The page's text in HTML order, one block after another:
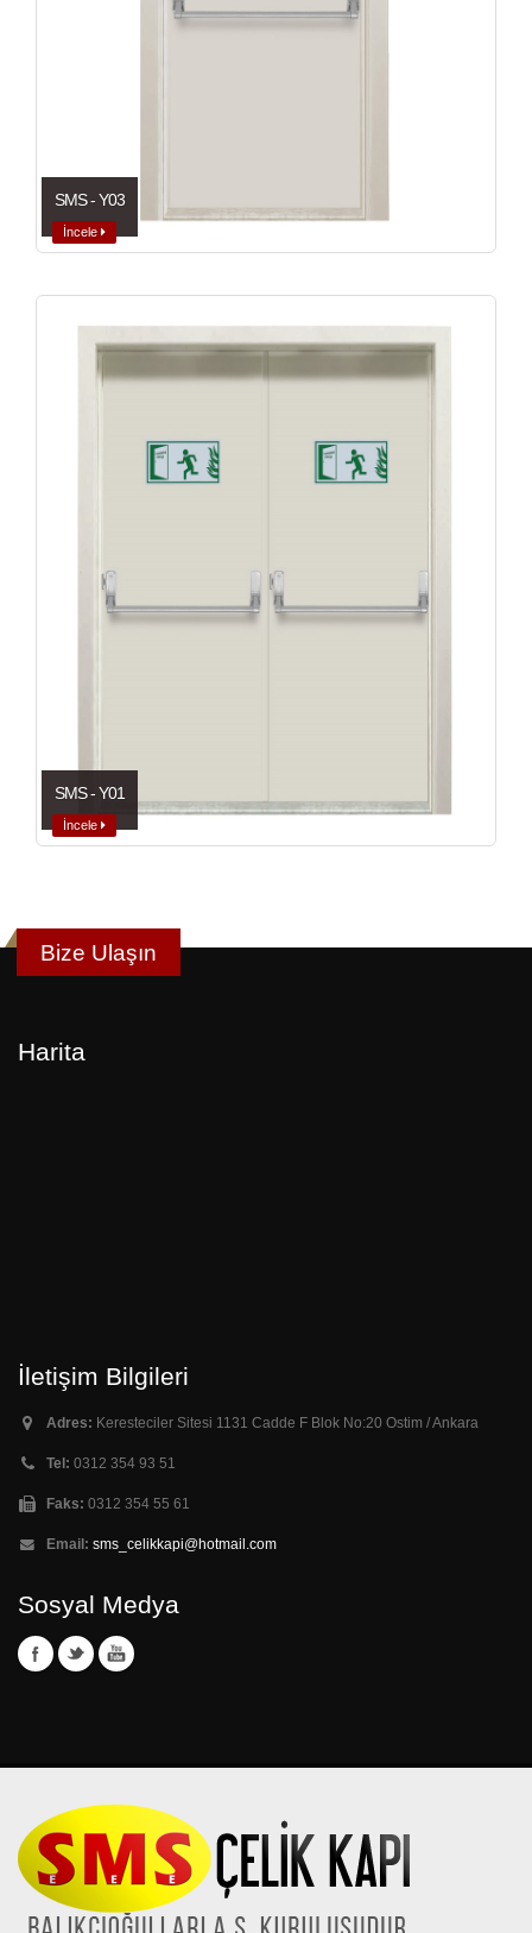
SMS - Y03
İncele
SMS - Y01
İncele
Bize Ulaşın
Harita
İletişim Bilgileri
Adres: Keresteciler Sitesi 1131 Cadde F Blok No:20 Ostim / Ankara
Tel: 0312 354 93 51
Faks: 0312 354 55 61
Email: sms_celikkapi@hotmail.com
Sosyal Medya